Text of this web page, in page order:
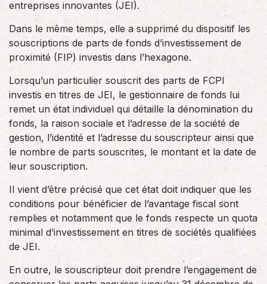
entreprises innovantes (JEI).
Dans le même temps, elle a supprimé du dispositif les
souscriptions de parts de fonds d’investissement de
proximité (FIP) investis dans l’hexagone.
Lorsqu’un particulier souscrit des parts de FCPI
investis en titres de JEI, le gestionnaire de fonds lui
remet un état individuel qui détaille la dénomination du
fonds, la raison sociale et l’adresse de la société de
gestion, l’identité et l’adresse du souscripteur ainsi que
le nombre de parts souscrites, le montant et la date de
leur souscription.
Il vient d’être précisé que cet état doit indiquer que les
conditions pour bénéficier de l’avantage fiscal sont
remplies et notamment que le fonds respecte un quota
minimal d’investissement en titres de sociétés qualifiées
de JEI.
En outre, le souscripteur doit prendre l’engagement de